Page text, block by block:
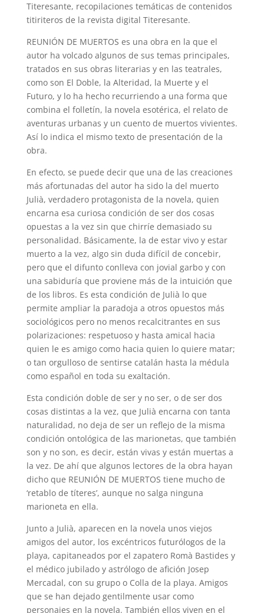
Titeresante, recopilaciones temáticas de contenidos
titiriteros de la revista digital Titeresante.
REUNIÓN DE MUERTOS es una obra en la que el
autor ha volcado algunos de sus temas principales,
tratados en sus obras literarias y en las teatrales,
como son El Doble, la Alteridad, la Muerte y el
Futuro, y lo ha hecho recurriendo a una forma que
combina el folletín, la novela esotérica, el relato de
aventuras urbanas y un cuento de muertos vivientes.
Así lo indica el mismo texto de presentación de la
obra.
En efecto, se puede decir que una de las creaciones
más afortunadas del autor ha sido la del muerto
Julià, verdadero protagonista de la novela, quien
encarna esa curiosa condición de ser dos cosas
opuestas a la vez sin que chirríe demasiado su
personalidad. Básicamente, la de estar vivo y estar
muerto a la vez, algo sin duda difícil de concebir,
pero que el difunto conlleva con jovial garbo y con
una sabiduría que proviene más de la intuición que
de los libros. Es esta condición de Julià lo que
permite ampliar la paradoja a otros opuestos más
sociológicos pero no menos recalcitrantes en sus
polarizaciones: respetuoso y hasta amical hacia
quien le es amigo como hacia quien lo quiere matar;
o tan orgulloso de sentirse catalán hasta la médula
como español en toda su exaltación.
Esta condición doble de ser y no ser, o de ser dos
cosas distintas a la vez, que Julià encarna con tanta
naturalidad, no deja de ser un reflejo de la misma
condición ontológica de las marionetas, que también
son y no son, es decir, están vivas y están muertas a
la vez. De ahí que algunos lectores de la obra hayan
dicho que REUNIÓN DE MUERTOS tiene mucho de
‘retablo de títeres’, aunque no salga ninguna
marioneta en ella.
Junto a Julià, aparecen en la novela unos viejos
amigos del autor, los excéntricos futurólogos de la
playa, capitaneados por el zapatero Romà Bastides y
el médico jubilado y astrólogo de afición Josep
Mercadal, con su grupo o Colla de la playa. Amigos
que se han dejado gentilmente usar como
personajes en la novela. También ellos viven en el